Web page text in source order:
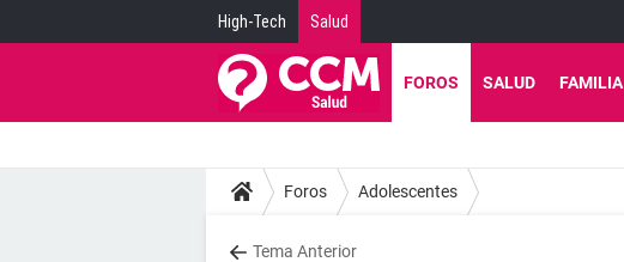
High-Tech Salud
FOROS SALUD FAMILIA
Foros Adolescentes
Tema Anterior